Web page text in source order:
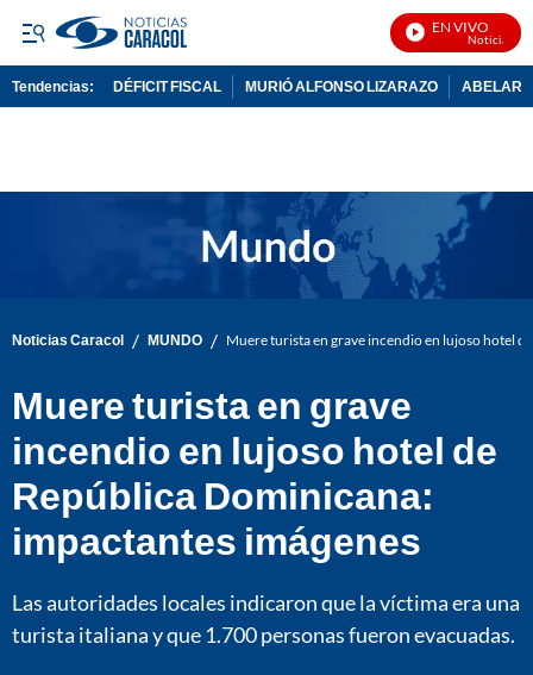
EN VIVO
Noticias
Tendencias: DÉFICIT FISCAL MURIÓ ALFONSO LIZARAZO
Noticias Caracol / MUNDO / Muere turista en grave incendio en lujoso hotel
Muere turista en grave
incendio en lujoso hotel de
República Dominicana:
impactantes imágenes
Las autoridades locales indicaron que la víctima era una
turista italiana y que 1.700 personas fueron evacuadas.